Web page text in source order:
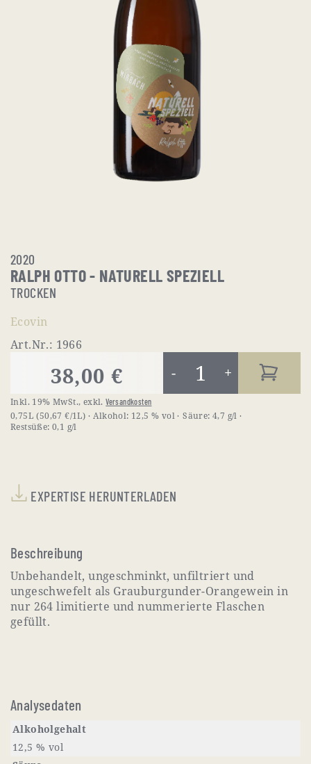
2020
RALPH OTTO - NATURELL SPEZIELL
TROCKEN
Ecovin
Art.Nr.: 1966
38,00 €
Inkl. 19% MwSt., exkl.Versandkosten
- +
0,75L (50,67 €/1L) Alkohol: 12,5 % vol Säure:4,7 g/l
Restsüße: 0,1 g/l
EXPERTISE HERUNTERLADEN
Beschreibung
Unbehandelt, ungeschminkt, unfiltriert und
ungeschwefelt als Grauburgunder-Orangewein in
nur 264 limitierte und nummerierte Flaschen
gefüllt.
Analysedaten
Alkoholgehalt
12,5 % vol